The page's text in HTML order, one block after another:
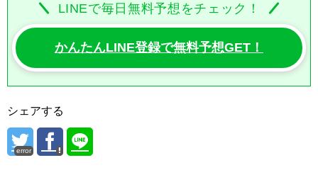
LINEで毎日無料予想をチェック！
かんたんLINE登録で無料予想GET！
シェアする
error